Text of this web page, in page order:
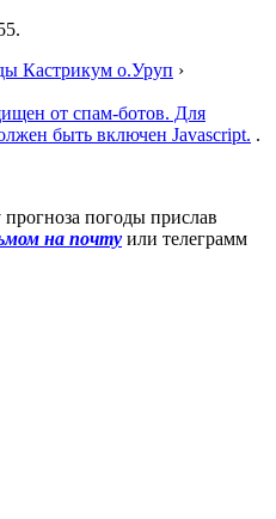
Кастрикум о.Уруп ›
от спам-ботов. Для
быть включен Javascript. .
погоды прислав
на почту или телеграмм